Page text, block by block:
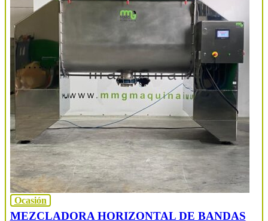
Ocasión
MEZCLADORA HORIZONTAL DE BANDAS